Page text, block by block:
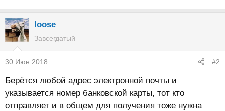
loose
Завсегдатый
30 Июн 2018 #2
Берётся любой адрес электронной почты и
указывается номер банковской карты, тот кто
отправляет и в общем для получения тоже нужна